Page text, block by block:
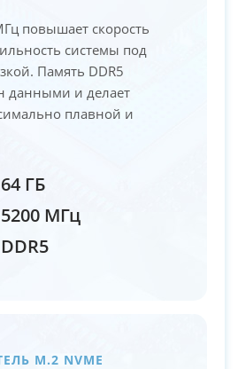
повышает скорость
системы под
Память DDR5
данными и делает
плавной и
64 ГБ
5200 МГц
DDR5
M.2 NVME